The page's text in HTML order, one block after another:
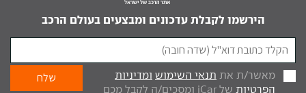
הירשמו לקבלת עדכונים ומבצעים בעולם הרכב
מאשר/ת את תנאי השימוש ומדיניות
הפרטיות
של iCar ומסכים/ה לקבל מכם